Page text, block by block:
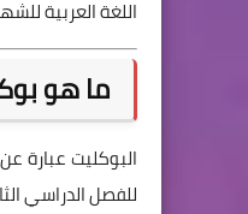
اللغة العربية
ما هو
البوكليت عبارة
للفصل الدراسي